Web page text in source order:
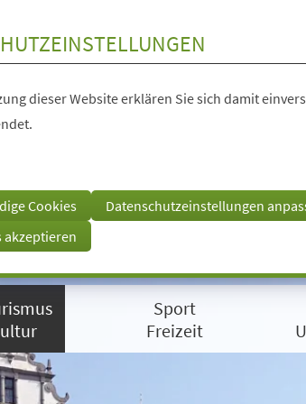
dieser Website erklären Sie sich damit
Cookies
Datenschutzeinstellungen
akzeptieren
Sport
Freizeit